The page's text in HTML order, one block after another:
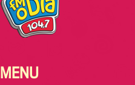
MENU